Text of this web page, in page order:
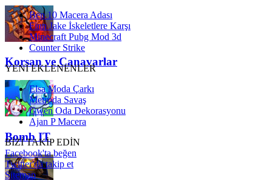
Korsan ve Canavarlar
Bomb IT
Ben 10 Macera Adası
Finn Jake İskeletlere Karşı
Minecraft Pubg Mod 3d
Counter Strike
YENİ EKLENENLER
Elsa Moda Çarkı
Metroda Savaş
Gwen Oda Dekorasyonu
Ajan P Macera
BİZİ TAKİP EDİN
Facebook'ta beğen
Twitter'da takip et
Sitemap